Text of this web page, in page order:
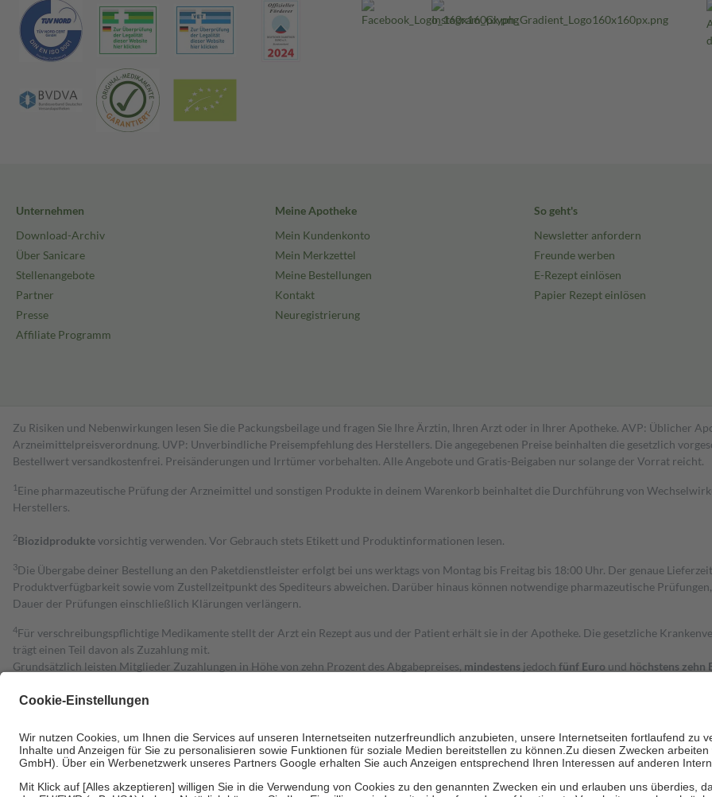
Unternehmen
Download-Archiv
Über Sanicare
Stellenangebote
Partner
Presse
Affiliate Programm
Meine Apotheke
Mein Kundenkonto
Mein Merkzettel
Meine Bestellungen
Kontakt
Neuregistrierung
So geht's
Newsletter anfordern
Freunde werben
E-Rezept einlösen
Papier Rezept einlösen
Zu Risiken und Nebenwirkungen lesen Sie die Packungsbeilage und fragen Sie Ihre Ärztin, Ihren Arzt oder in Ihrer Apotheke. AVP: Üblicher
Arzneimittelpreisverordnung. UVP: Unverbindliche Preisempfehlung des Herstellers. Die angegebenen Preise beinhalten die gesetzlich
Bestell­wert versand­kosten­frei. Preisänderungen und Irrtümer vorbehalten. Alle Angebote und Gratis-Beigaben nur solange der Vorrat reicht.
1 Eine pharmazeutische Prüfung der Arzneimittel und sonstigen Produkte in deinem Warenkorb beinhaltet die Durchführung von
Herstellers.
2Biozidproduktevorsichtig verwenden. Vor Gebrauch stets Etikett und Produktinformationen lesen.
3Die Übergabe deiner Bestellung an den Paketdienstleister erfolgt bei uns werktags von Montag bis Freitag bis 18:00 Uhr. Der genaue
Produktverfügbarkeit sowie vom Zustellzeitpunkt des Spediteurs abweichen. Darüber hinaus können notwendige pharmazeutische
Dauer der Prüfungen einschließlich Klärungen verlängern.
4Für verschreibungspflichtige Medikamente stellt der Arzt ein Rezept aus und der Patient erhält sie in der Apotheke. Die gesetzliche
trägt einen Teil davon als Zuzahlung mit.
Grundsätzlich leisten Mitglieder Zuzahlungen in Höhe von zehn Prozent des Abgabepreises, mindestens jedoch fünf Euro und höchstens zehn
Diese Regeln gelten grundsätzlich auch für Online-Apotheken.
Um das Engagement der Versicherten für ihre eigene Gesundheit zu stärken und die besondere Stellung der Familie zu unterstützen, fallen
• Kindern und Jugendlichen bis zum vollendeten 18. Lebensjahr mit Ausnahme der Fahrkosten
• Untersuchungen zur Vorsorge und Früherkennung, die von der GKV getragen werden
• empfohlenen Schutzimpfungen